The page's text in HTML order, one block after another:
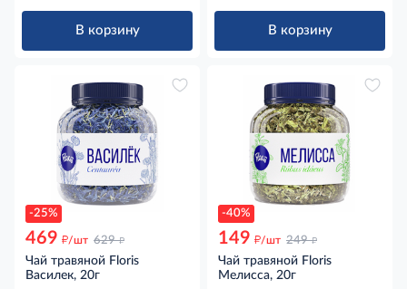
В корзину В корзину
-25%
469 д/шт 629 д
Чай травяной Floris
Василек, 20г
-40%
149 д/шт 249 д
Чай травяной Floris
Мелисса, 20г